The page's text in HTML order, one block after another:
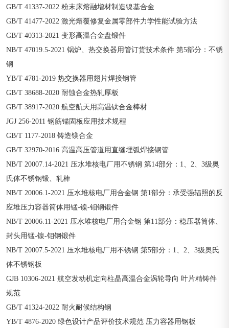
GB/T 41337-2022 粉末床熔融增材制造镍基合金
GB/T 41477-2022 激光熔覆修复金属零部件力学性能试验方法
GB/T 40313-2021 变形高温合金盘锻件
NB/T 47019.5-2021 锅炉、热交换器用管订货技术条件 第5部分：不锈
钢
YB/T 4781-2019 热交换器用翅片焊接钢管
GB/T 38688-2020 耐蚀合金热轧厚板
GB/T 38917-2020 航空航天用高温钛合金棒材
JGJ 256-2011 钢筋锚固板应用技术规程
GB/T 1177-2018 铸造镁合金
GB/T 32970-2016 高温高压管道用直缝埋弧焊接钢管
NB/T 20007.14-2021 压水堆核电厂用不锈钢 第14部分：1、2、3级奥
氏体不锈钢锻、轧棒
NB/T 20006.1-2021 压水堆核电厂用合金钢 第1部分：承受强辐照的反
应堆压力容器筒体用锰-镍-钼钢锻件
NB/T 20006.11-2021 压水堆核电厂用合金钢 第11部分：稳压器筒体、
封头用锰-镍-钼钢锻件
NB/T 20007.5-2021 压水堆核电厂用不锈钢 第5部分：1、2、3级奥氏
体不锈钢板
GJB 10306-2021 航空发动机定向柱晶高温合金涡轮导向 叶片精铸件
规范
GB/T 41324-2022 耐火耐候结构钢
YB/T 4876-2020 绿色设计产品评价技术规范 压力容器用钢板